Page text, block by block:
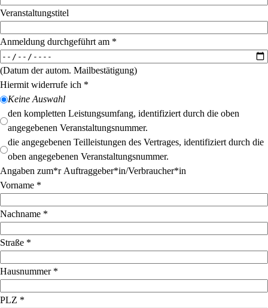
Veranstaltungstitel
Anmeldung durchgeführt am *
(Datum der autom. Mailbestätigung)
Hiermit widerrufe ich *
Keine Auswahl
den kompletten Leistungsumfang, identifiziert durch die oben
angegebenen Veranstaltungsnummer.
die angegebenen Teilleistungen des Vertrages, identifiziert durch die
oben angegebenen Veranstaltungsnummer.
Angaben zum*r Auftraggeber*in/Verbraucher*in
Vorname *
Nachname *
Straße *
Hausnummer*
PLZ *